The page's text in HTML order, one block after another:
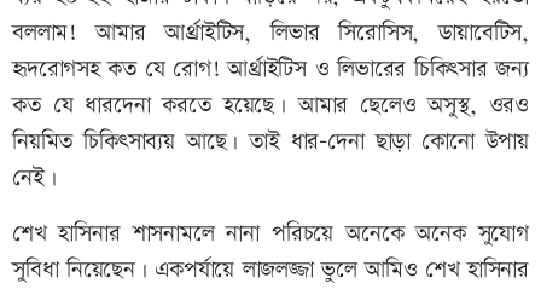
বললাম! আমার আর্থ্রাইটিস, লিভার সিরোসিস, ডায়াবেটিস,
হৃদরোগসহ কত যে রোগ! আর্থ্রাইটিস ও লিভারের চিকিৎসার জন্য
কত যে ধারদেনা করতে হয়েছে। আমার ছেলেও অসুস্থ, ওরও
নিয়মিত চিকিৎসাব্যয় আছে। তাই ধার-দেনা ছাড়া কোনো উপায়
নেই।
শেখ হাসিনার শাসনামলে নানা পরিচয়ে অনেকে অনেক সুযোগ
সুবিধা নিয়েছেন। একপর্যায়ে লাজলজ্জা ভুলে আমিও শেখ হাসিনার